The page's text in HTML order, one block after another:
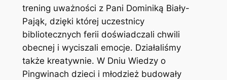
trening uważności z Pani Dominiką Biały-
Pająk, dzięki której uczestnicy
bibliotecznych ferii doświadczali chwili
obecnej i wyciszali emocje. Działaliśmy
także kreatywnie. W Dniu Wiedzy o
Pingwinach dzieci i młodzież budowały